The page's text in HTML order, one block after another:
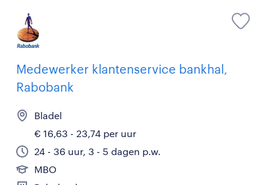
Medewerker klantenservice bankhal,
Rabobank
Bladel
€ 16,63 - 23,74 per uur
24 - 36 uur, 3 - 5 dagen p.w.
MBO